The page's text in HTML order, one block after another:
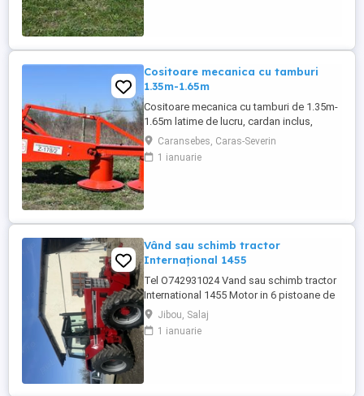
Cositoare mecanica cu tamburi
1.35m-1.65m
Cositoare mecanica cu tamburi de 1.35m-
1.65m latime de lucru, cardan inclus,
prelata, cheie de cutite Transport in toate
judetele
Caransebes, Caras-Severin
1 ianuarie
Vând sau schimb tractor
Internațional 1455
Tel O742931024 Vand sau schimb tractor
International 1455 Motor in 6 pistoane de
145 cai cu turbo Cilindru ajutător la ridicare
Tiranti față Cauciucuri in stare foarte buna
Tractorul se afla intr-o stare foarte buna,
Jibou, Salaj
1 ianuarie